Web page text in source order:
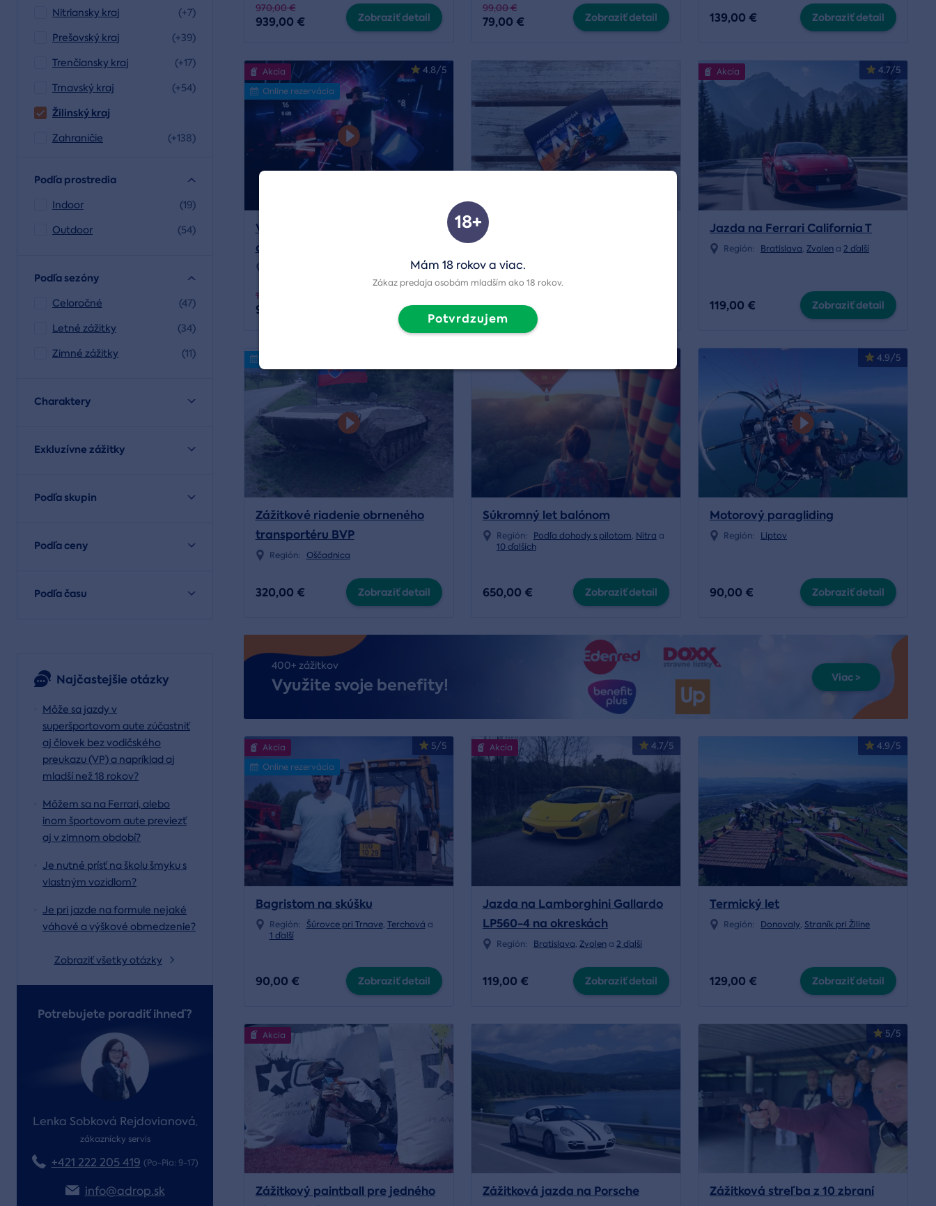
Nitriansky kraj
(+7)
Prešovský kraj
(+39)
Trenčiansky kraj
(+17)
Trnavský kraj
(+54)
Žilinský kraj
Zahraničie (+138)
Podľa prostredia
Indoor
(19)
Outdoor
(54)
Podľa sezóny
Celoročné
(47)
Letné zážitky
(34)
Zimné zážitky
(11)
Charaktery
Exkluzívne zážitky
Podľa skupin
Podľa ceny
Podľa času
Najčastejšie otázky
Môže sa jazdy v
superšportovom aute zúčastniť
aj človek bez vodičského
preukazu (VP) a napríklad aj
mladší než 18 rokov?
Môžem sa na Ferrari, alebo
inom športovom aute previezť
aj v zimnom období?
Je nutné prísť na školu šmyku s
vlastným vozidlom?
Je pri jazde na formule nejaké
váhové a výškové obmedzenie?
Zobraziť všetky otázky
Potrebujete poradiť ihneď?
Lenka Sobková Rejdovianová,
zákaznícky servis
+421 222 205 419 (Po-Pia: 9-17)
info@adrop.sk
970,00 €
939,00 € Zobraziť detail
99,00 €
79,00 € Zobraziť detail 139,00 € Zobraziť detail
4.8/5
Akcia
Online rezervácia
Virtuálna realita až k vám
domov + 25 VR hier
119,00 €
95,00 € Zobraziť detail
Univerzálny poukaz
20,00 €
4.7/5
Akcia
Jazda na Ferrari California T
Región: Bratislava,Zvolen a2 ďalší
119,00 € Zobraziť detail
Zážitkové riadenie obrneného
transportéru BVP
Región: Oščadnica
320,00 € Zobraziť detail
Súkromný let balónom
Región: Podľa dohody s pilotom, Nitra a
10 ďalších
650,00 € Zobraziť detail
4.9/5
Motorový paragliding
Región: Liptov
90,00 € Zobraziť detail
400+ zážitkov
Využite svoje benefity! Viac >
5/5
Akcia
Online rezervácia
Bagristom na skúšku
Región: Šúrovce pri Trnave, Terchová a
1 ďalší
90,00 € Zobraziť detail
4.7/5
Akcia
Jazda na Lamborghini Gallardo
LP560-4 na okreskách
Región: Bratislava, Zvolena 2 ďalší
119,00 € Zobraziť detail
4.9/5
Termický let
Región: Donovaly,Straník pri Žiline
129,00 € Zobraziť detail
Akcia
Zážitkový paintball pre jedného
Zážitková jazda na Porsche
5/5
Zážitková streľba z 10 zbraní
18+
Mám 18 rokov a viac.
Zákaz predaja osobám mladším ako 18 rokov.
Potvrdzujem